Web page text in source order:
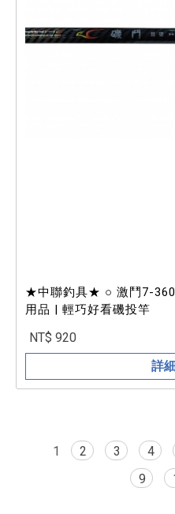
★中聯釣具★ ○ 激鬥7-
用品 | 輕巧好看磯投竿
NT$ 920
詳
1 2 3 4
9